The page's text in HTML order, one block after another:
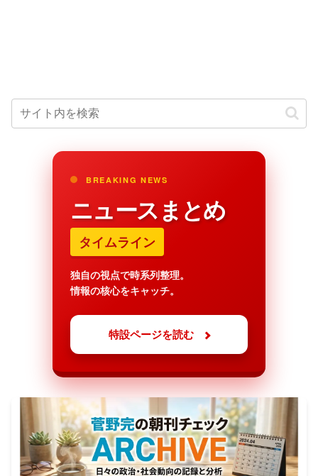
BREAKING NEWS
ニュースまとめ
タイムライン
独自の視点で時系列整理。
情報の核心をキャッチ。
特設ページを読む